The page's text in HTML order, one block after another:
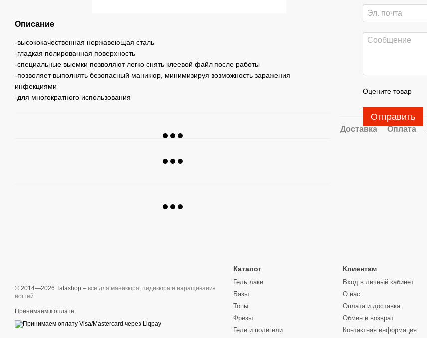
Описание
-высококачественная нержавеющая сталь
-гладкая полированная поверхность
-специальные выемки позволяют легко снять клеевой файл после работы
-позволяет выполнять безопасный маникюр, минимизируя возможность заражения
инфекциями
-для многократного использования
Оцените товар
Отправить
Доставка Оплата
© 2014—2026 Tatashop – все для маникюра, педикюра и наращивания
ногтей
Принимаем к оплате
Каталог
Гель лаки
Базы
Топы
Фрезы
Гели и полигели
Клиентам
Вход в личный кабинет
О нас
Оплата и доставка
Обмен и возврат
Контактная информация